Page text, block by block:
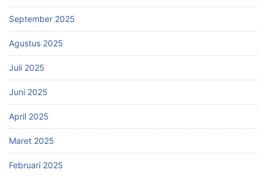
September 2025
Agustus 2025
Juli 2025
Juni 2025
April 2025
Maret 2025
Februari 2025